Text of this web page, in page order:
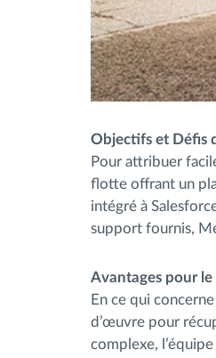
Objectifs et Défis
Pour attribuer
flotte offrant un
intégré à
support fournis,
Avantages pour le
En ce qui
d’œuvre pour
complexe,